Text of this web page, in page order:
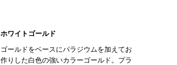
ホワイトゴールド
ゴールドをベースにパラジウムを加えてお
作りした白色の強いカラーゴールド。プラ